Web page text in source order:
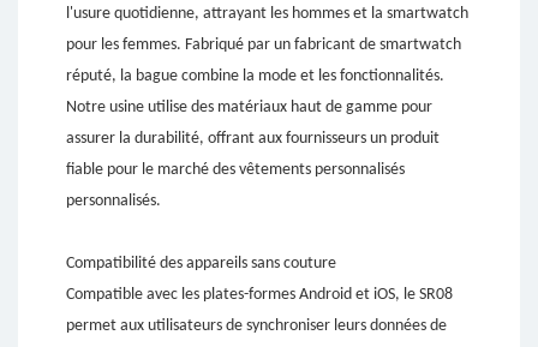
l'usure quotidienne, attrayant les hommes et la smartwatch
pour les femmes. Fabriqué par un fabricant de smartwatch
réputé, la bague combine la mode et les fonctionnalités.
Notre usine utilise des matériaux haut de gamme pour
assurer la durabilité, offrant aux fournisseurs un produit
fiable pour le marché des vêtements personnalisés
personnalisés.
Compatibilité des appareils sans couture
Compatible avec les plates-formes Android et iOS, le SR08
permet aux utilisateurs de synchroniser leurs données de